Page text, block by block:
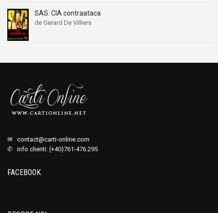
SAS: CIA contraataca
de Gerard De Villiers
✉ contact@carti-online.com
✆ info clienti: (+40)761-476.295
FACEBOOK